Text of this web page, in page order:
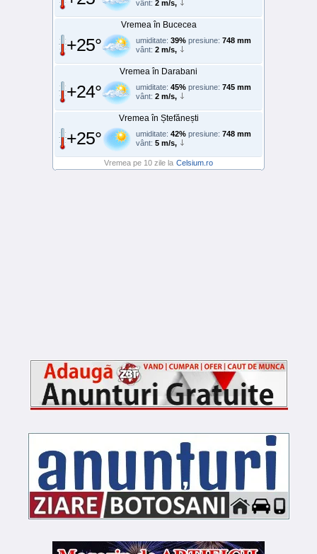
vânt: 2 m/s,
Vremea în Bucecea
+25° umiditate: 39% presiune: 748 mm
vânt: 2 m/s,
Vremea în Darabani
+24° umiditate: 45% presiune: 745 mm
vânt: 2 m/s,
Vremea în Ștefănești
+25° umiditate: 42% presiune: 748 mm
vânt: 5 m/s,
Vremea pe 10 zile la Celsium.ro